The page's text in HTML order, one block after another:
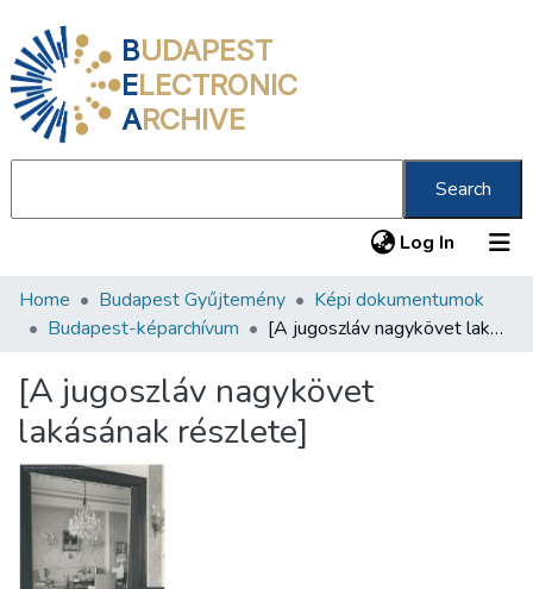
BUDAPEST
ELECTRONIC
ARCHIVE
Search
Log In (current)
Communities & Collections
Statistics
About us
Home Budapest Gyűjtemény
Képi dokumentumok
Budapest-képarchívum
[A jugoszláv nagykövet lakásának részlete]
[A jugoszláv nagykövet
lakásának részlete]